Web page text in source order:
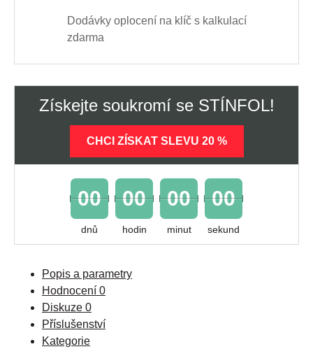
Dodávky oplocení na klíč s kalkulací
zdarma
Získejte soukromí se STÍNFOL!
CHCI ZÍSKAT SLEVU 20 %
00
dnů
00
hodin
00
minut
00
sekund
Popis a parametry
Hodnocení 0
Diskuze 0
Příslušenství
Kategorie